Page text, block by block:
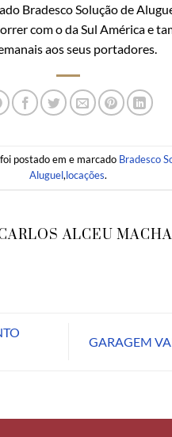
Bradesco Solução de
com o da Sul América e
aos seus portadores.
postado em e marcado Bradesco
Aluguel,locações.
ALCEU
GARAGEM